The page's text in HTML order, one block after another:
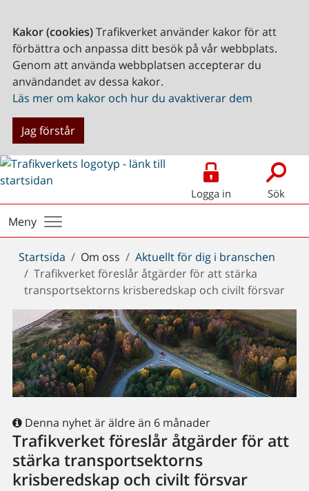
Kakor (cookies)Trafikverket använder kakor för att
förbättra och anpassa ditt besök på vår webbplats.
Genom att använda webbplatsen accepterar du
användandet av dessa kakor.
Läs mer om kakor och hur du avaktiverar dem
Jag förstår
Logga in Sök
Meny
Du
är
här:
Startsida Om oss
Aktuellt för dig i branschen
Trafikverket föreslår åtgärder för att stärka
transportsektorns krisberedskap och civilt försvar
Denna nyhet är äldre än 6 månader
Trafikverket föreslår åtgärder för att
stärka transportsektorns
krisberedskap och civilt försvar